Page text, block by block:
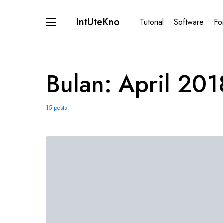
IntUteKno Tutorial Software
Bulan: April
15 posts